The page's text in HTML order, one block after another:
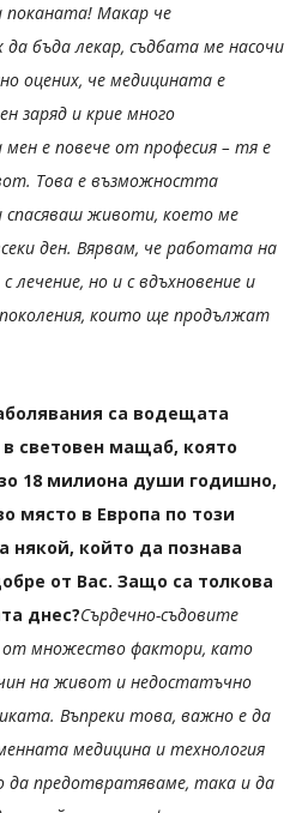
поканата! Макар че
бъда лекар, съдбата ме насочи
оцених, че медицината е
заряд и крие много
мен е повече от професия – тя е
Това е възможността
спасяваш животи, което ме
ден. Вярвам, че работата на
лечение, но и с вдъхновение и
които ще продължат
са водещата
световен мащаб, която
18 милиона души годишно,
място в Европа по този
някой, който да познава
от Вас. Защо са толкова
днес?Сърдечно-съдовите
от множество фактори, като
на живот и недостатъчно
Въпреки това, важно е да
медицина и технология
предотвратяваме, така и да